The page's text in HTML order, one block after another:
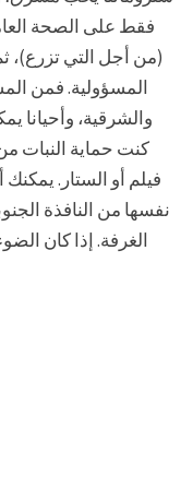
فقط على الصحة
(من أجل التي تزرع)،
المسؤولية. فمن
والشرقية، وأحيانا
كنت حماية النبات
فيلم أو الستار.
نفسها من النافذة
الغرفة. إذا كان